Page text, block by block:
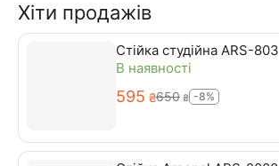
Хіти продажів
Стійка студійна ARS-803
В наявності
‍595‍ ₴‍650‍ ₴ -8%